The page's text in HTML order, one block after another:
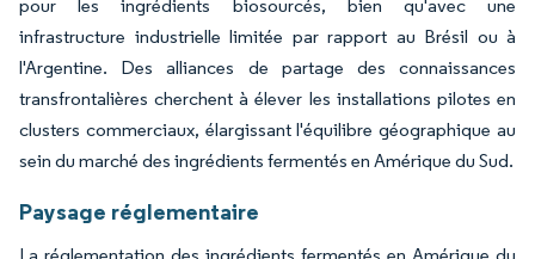
pour les ingrédients biosourcés, bien qu'avec une
infrastructure industrielle limitée par rapport au Brésil ou à
l'Argentine. Des alliances de partage des connaissances
transfrontalières cherchent à élever les installations pilotes en
clusters commerciaux, élargissant l'équilibre géographique au
sein du marché des ingrédients fermentés en Amérique du Sud.
Paysage réglementaire